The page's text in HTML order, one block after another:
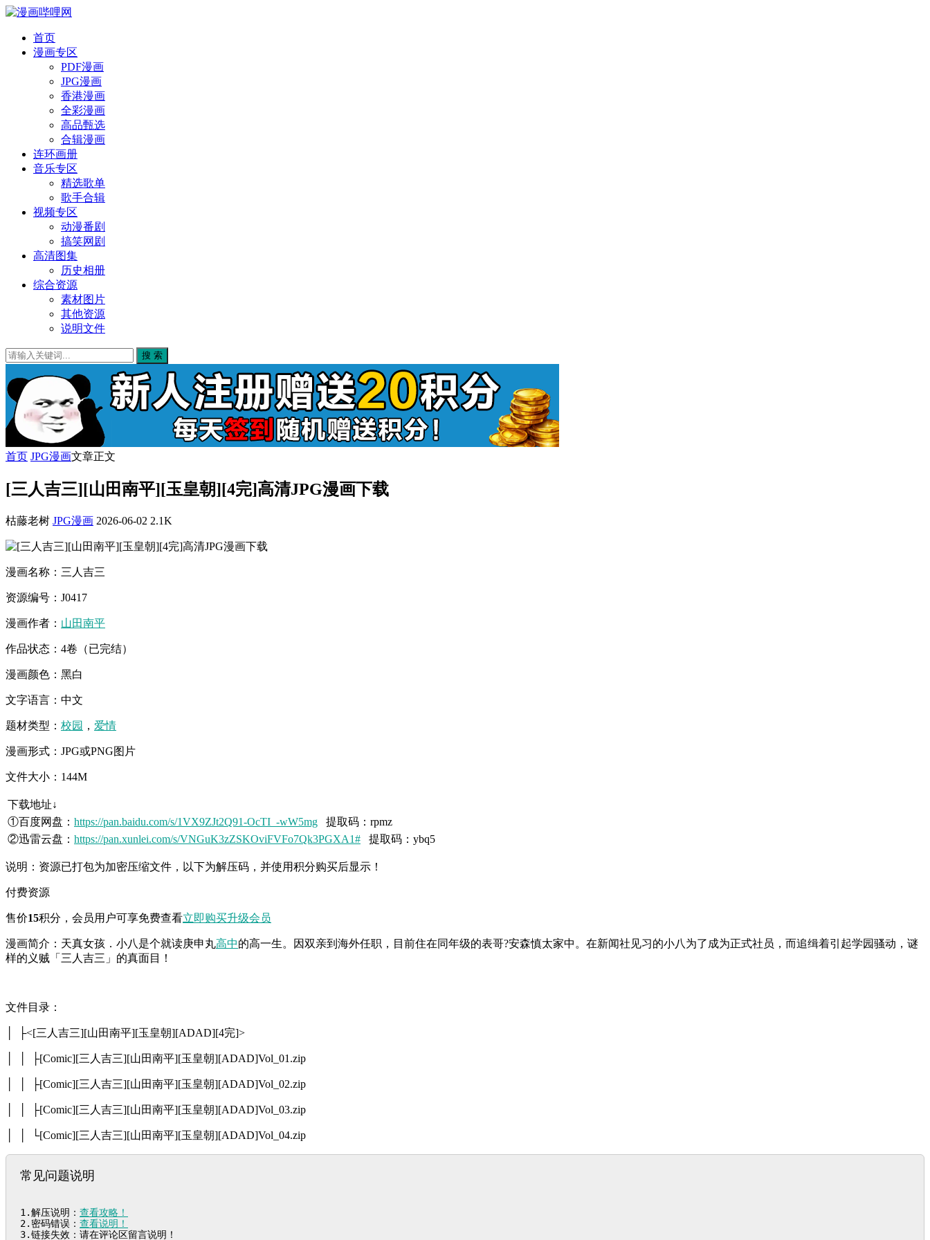
首页
漫画专区
PDF漫画
JPG漫画
香港漫画
全彩漫画
高品甄选
合辑漫画
连环画册
音乐专区
精选歌单
歌手合辑
视频专区
动漫番剧
搞笑网剧
高清图集
历史相册
综合资源
素材图片
其他资源
说明文件
搜 索
首页 JPG漫画文章正文
[三人吉三][山田南平][玉皇朝][4完]高清JPG漫画下载
枯藤老树 JPG漫画 2026-06-02 2.1K
漫画名称：三人吉三
资源编号：J0417
漫画作者： 山田南平
作品状态：4卷（已完结）
漫画颜色：黑白
文字语言：中文
题材类型： 校园 ， 爱情
漫画形式：JPG或PNG图片
文件大小：144M
下载地址↓
①百度网盘： https://pan.baidu.com/s/1VX9ZJt2Q91-OcTI_-wW5mg 提取码：rpmz
②迅雷云盘： https://pan.xunlei.com/s/VNGuK3zZSKOviFVFo7Qk3PGXA1# 提取码：ybq5
说明：资源已打包为加密压缩文件，以下为解压码，并使用积分购买后显示！
付费资源
售价15积分 ，会员用户可享免费查看立即购买升级会员
漫画简介：天真女孩．小八是个就读庚申丸高中的高一生。因双亲到海外任职，目前住在同年级的表哥?安森慎太家中。在新闻社见习的小八为了成为正式社员，而追缉着引起学园骚动，谜
样的义贼「三人吉三」的真面目！
文件目录：
│ ├<[三人吉三][山田南平][玉皇朝][ADAD][4完]>
│ │ ├[Comic][三人吉三][山田南平][玉皇朝][ADAD]Vol_01.zip
│ │ ├[Comic][三人吉三][山田南平][玉皇朝][ADAD]Vol_02.zip
│ │ ├[Comic][三人吉三][山田南平][玉皇朝][ADAD]Vol_03.zip
│ │ └[Comic][三人吉三][山田南平][玉皇朝][ADAD]Vol_04.zip
常见问题说明
1.解压说明： 查看攻略！
2.密码错误： 查看说明！
3.链接失效：请在评论区留言说明！